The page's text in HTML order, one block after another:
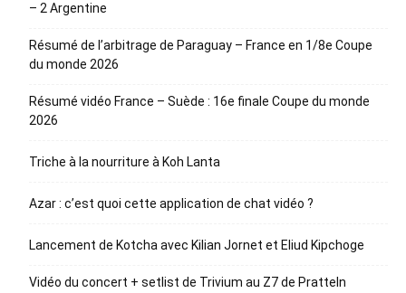
– 2 Argentine
Résumé de l’arbitrage de Paraguay – France en 1/8e Coupe
du monde 2026
Résumé vidéo France – Suède : 16e finale Coupe du monde
2026
Triche à la nourriture à Koh Lanta
Azar : c’est quoi cette application de chat vidéo ?
Lancement de Kotcha avec Kilian Jornet et Eliud Kipchoge
Vidéo du concert + setlist de Trivium au Z7 de Pratteln